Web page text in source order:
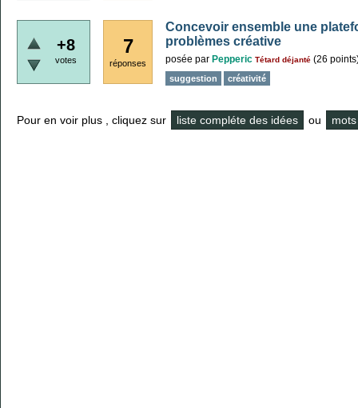
+8
votes
7
réponses
Concevoir ensemble une
problèmes créative
posée par Pepperic Tétard déjanté (26
suggestion créativité
Pour en voir plus , cliquez sur liste compléte des idées ou